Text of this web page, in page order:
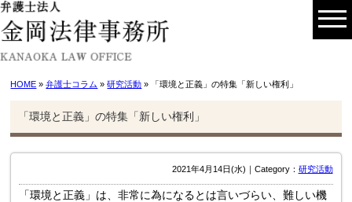
HOME »弁護士コラム »研究活動 » 「環境と正義」の特集「新しい権利」
「環境と正義」の特集「新しい権利」
2021年4月14日(水)｜Category： 研究活動
「環境と正義」は、非常に為になるとは言いづらい、難しい機